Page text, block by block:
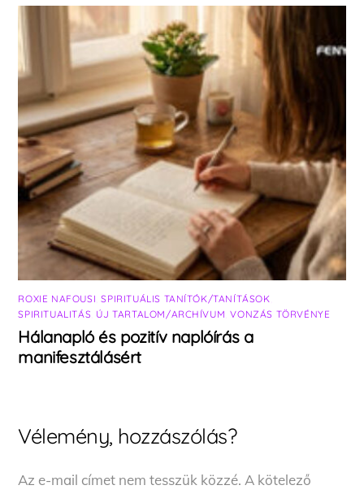
ROXIE NAFOUSI ,SPIRITUÁLIS TANÍTÓK/TANÍTÁSOK
SPIRITUALITÁS ÚJ TARTALOM/ARCHÍVUM ,VONZÁS TÖRVÉNYE
Hálanapló és pozitív naplóírás a
manifesztálásért
Vélemény, hozzászólás?
Az e-mail címet nem tesszük közzé. A kötelező